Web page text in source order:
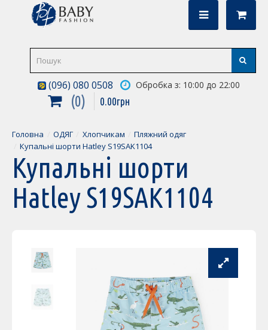
(096) 080 0508 Обробка з: 10:00 до 22:00
0 0.00грн
Головна ОДЯГ Хлопчикам
Пляжний одяг
Купальні шорти Hatley S19SAK1104
Купальні шорти
Hatley S19SAK1104